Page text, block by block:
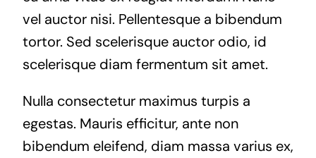
vel auctor nisi. Pellentesque a bibendum
tortor. Sed scelerisque auctor odio, id
scelerisque diam fermentum sit amet.
Nulla consectetur maximus turpis a
egestas. Mauris efficitur, ante non
bibendum eleifend, diam massa varius ex,